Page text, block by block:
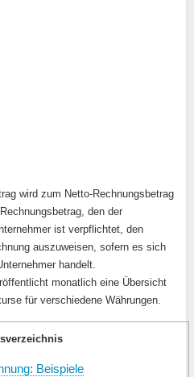
wird zum Netto-Rechnungsbetrag
den der
ist verpflichtet, den
auszuweisen, sofern es sich
handelt.
monatlich eine Übersicht
für verschiedene Währungen.
Beispiele